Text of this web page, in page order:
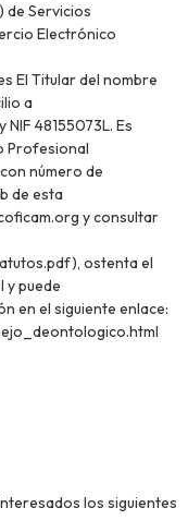
de Servicios
Electrónico
El Titular del nombre
a
48155073L. Es
Profesional
número de
de esta
y consultar
ostenta el
y puede
en el siguiente enlace:
los siguientes